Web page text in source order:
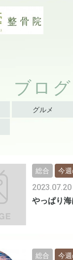
ブログ
グルメ
やっぱり海
2023.07.20
総合 今
総合 今